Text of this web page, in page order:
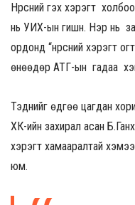
Нүүрсний гэх хэрэгт
нь УИХ-ын гишүүн. Нэр нь
ордонд “нүүрсний хэрэгт
өнөөдөр АТГ-ын гадаа
Тэднийг өдгөө цагдан
ХК-ийн захирал асан
хэрэгт хамааралтай
юм.